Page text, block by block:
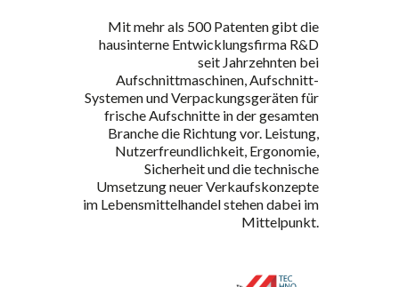
Mit mehr als 500 Patenten gibt die
hausinterne Entwicklungsfirma R&D
seit Jahrzehnten bei
Aufschnittmaschinen, Aufschnitt-
Systemen und Verpackungsgeräten für
frische Aufschnitte in der gesamten
Branche die Richtung vor. Leistung,
Nutzerfreundlichkeit, Ergonomie,
Sicherheit und die technische
Umsetzung neuer Verkaufskonzepte
im Lebensmittelhandel stehen dabei im
Mittelpunkt.